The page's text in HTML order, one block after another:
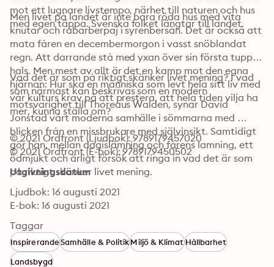
mot ett lugnare livstempo, närhet till naturen och hus
med egen täppa. Svenska folket längtar till landet.
Men livet på landet är inte bara röda hus med vita
knutar och rabarberpaj i syrenbersån. Det är också att
mata fåren en decembermorgon i vasst snöblandat
regn. Att darrande stå med yxan över sin första tupps
hals. Men mest av allt är det en kamp mot den egna
hjärnan: Hur ska en människa som levt hela sitt liv med
vår kulturs krav på att prestera, att hela tiden vilja ha
mer, kunna ställa om?
Vad det är som på riktigt skänker livet mening? I vad
som närmast kan beskrivas som en modern
motsvarighet till Thoreaus Walden, synar David
Jonstad vårt moderna samhälle i sömmarna med
blicken från en missbrukare med självinsikt. Samtidigt
gör han, mellan dagislämning och fårens lamning, ett
ödmjukt och ärligt försök att ringa in vad det är som
på riktigt skänker livet mening.
© 2021 Ordfront (Ljudbok): 9789179457020
© 2021 Ordfront (E-bok): 9789179450502
Utgivningsdatum
Ljudbok: 16 augusti 2021
E-bok: 16 augusti 2021
Taggar
InspirerandeSamhälle & PolitikMiljö & KlimatHållbarhet
Landsbygd